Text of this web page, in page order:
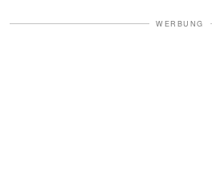
WERBUNG